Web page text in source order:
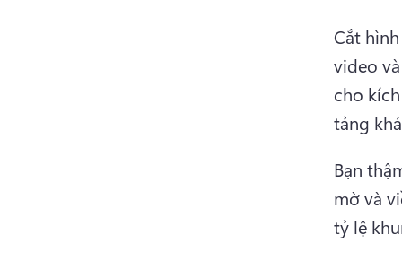
Cắt
video
cho
tảng
Bạn
mờ và
tỷ lệ